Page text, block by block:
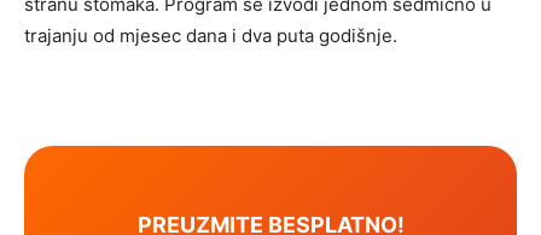
trajanju od mjesec dana i dva puta godišnje.
PREUZMITE BESPLATNO!